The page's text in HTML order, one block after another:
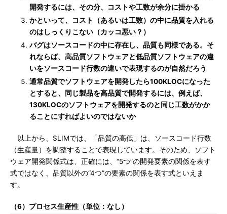
開発するには、その分、コストや工数が余分に掛かる
かといって、コスト（あるいは工数）の中に品質を入れる
のはしっくりこない（カッコ悪い？）
バグはソースコードの中に存在し、品質も同様である。そ
れならば、高品質ソフトウェアと低品質ソフトウェアの違
いをソースコード行数の違いで表現するのが自然だろう
通常品質でソフトウェアを開発したら100KLOCになった
とすると、同じ製品を高品質で開発するには、例えば、
130KLOCのソフトウェアを開発するのと同じ工数がかか
ることにすればよいのではないか
以上から、SLIMでは、「品質の高低」は、ソースコード行数
（生産量）を調整することで表現しています。そのため、ソフト
ウェア開発関係式は、正確には、“5つ”の開発要素の関係を表す
式ではなく、品質以外の“4つ”の要素の関係を表す式といえま
す。
（6）プロセス生産性（単位：なし）